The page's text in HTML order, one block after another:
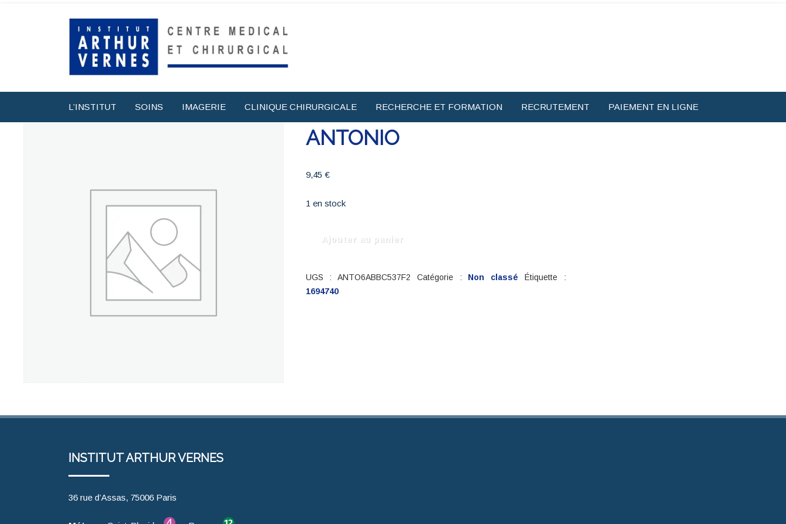
L’INSTITUT SOINS IMAGERIE CLINIQUE CHIRURGICALE RECHERCHE ET FORMATION RECRUTEMENT PAIEMENT EN LIGNE
ANTONIO
9,45 €
1 en stock
Ajouter au panier
UGS :ANTO6ABBC537F2 Catégorie : Non classé
Étiquette :
1694740
INSTITUT ARTHUR VERNES
36 rue d’Assas, 75006 Paris